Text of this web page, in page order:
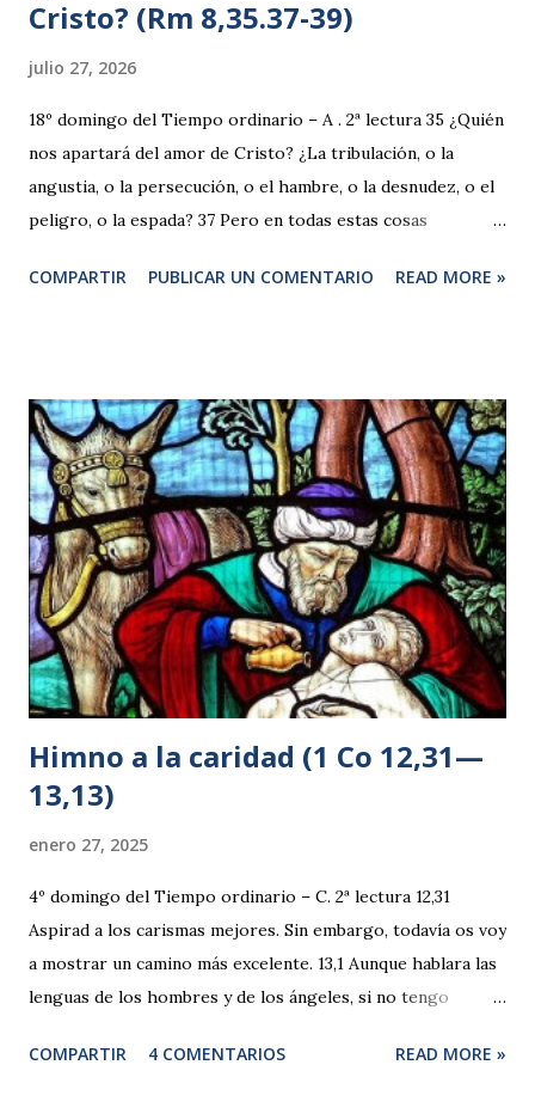
Cristo? (Rm 8,35.37-39)
julio 27, 2026
18º domingo del Tiempo ordinario – A . 2ª lectura 35 ¿Quién
nos apartará del amor de Cristo? ¿La tribulación, o la
angustia, o la persecución, o el hambre, o la desnudez, o el
peligro, o la espada? 37 Pero en todas estas cosas
Porque estoy convencido de que ni la muerte, ni la vida, ni
Dios, que está en Cristo Jesús, Señor nuestro. Comentario
a Romanos 8,35-37 Estos versículos son como una
recapitulación de lo expuesto en todo el capítulo. Expresan
una de las declaraciones más elocuentes de Pablo: la fuerza
omnipotente de Aquel que ama a la criatura humana, hasta
el punto de entregar a la muerte a su propio Hijo Unig...
COMPARTIR PUBLICAR UN COMENTARIO READ MORE »
Himno a la caridad (1 Co 12,31—
13,13)
enero 27, 2025
4º domingo del Tiempo ordinario – C. 2ª lectura 12,31
Aspirad a los carismas mejores. Sin embargo, todavía os voy
a mostrar un camino más excelente. 13,1 Aunque hablara las
lenguas de los hombres y de los ángeles, si no tengo
platillos. 2 Y aunque tuviera el don de profecía y conociera
COMPARTIR 4 COMENTARIOS READ MORE »